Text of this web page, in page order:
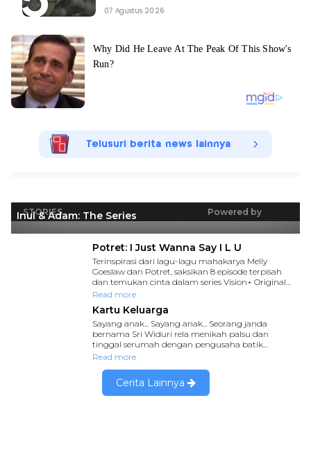
07 Agustus 2026
Telusuri berita news lainnya